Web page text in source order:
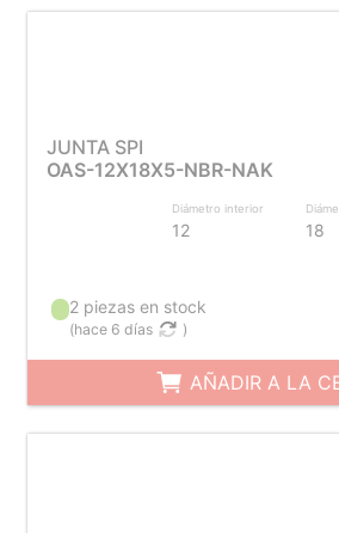
JUNTA SPI
OAS-12X18X5-NBR-NAK
Diámetro interior
12 18
2 piezas en stock
(hace 6 días )
AÑADIR A LA